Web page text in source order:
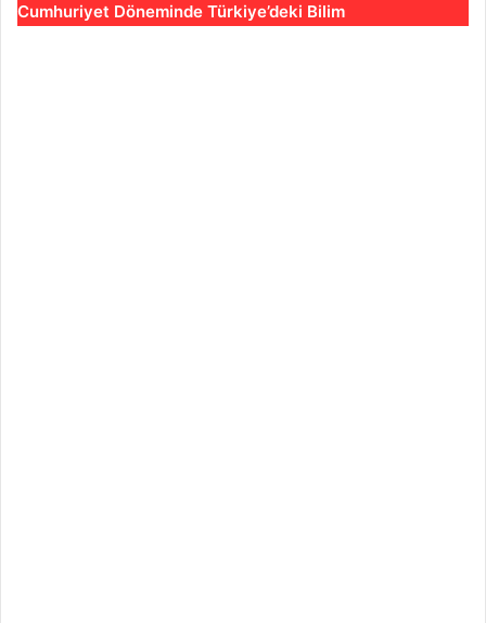
Cumhuriyet Döneminde Türkiye’deki Bilim